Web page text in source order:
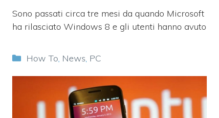
Sono passati circa tre mesi da quando Microsoft
ha rilasciato Windows 8 e gli utenti hanno avuto
Categorie
How To News PC